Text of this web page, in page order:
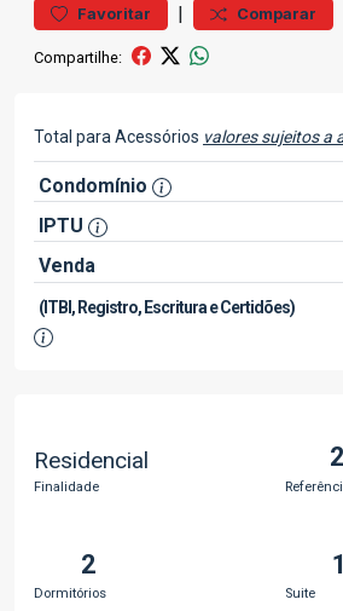
Favoritar | Comparar
Compartilhe:
Total para Acessórios valores sujeitos a
Condomínio
IPTU
Venda
(ITBI, Registro, Escritura e Certidões)
Residencial
Finalidade
2
Dormitórios
1
Suite